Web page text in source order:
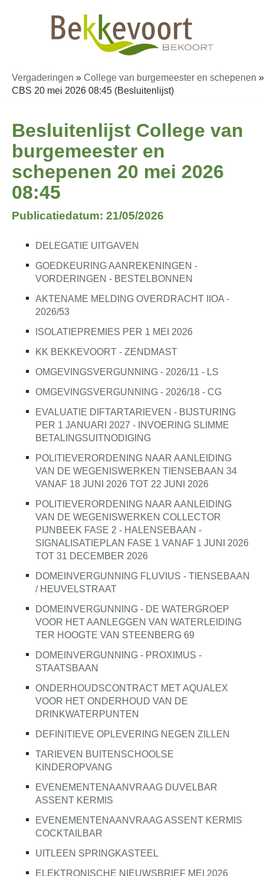
Vergaderingen » College van burgemeester en schepenen »
CBS 20 mei 2026 08:45 (Besluitenlijst)
Besluitenlijst College van
burgemeester en
schepenen 20 mei 2026
08:45
Publicatiedatum: 21/05/2026
DELEGATIE UITGAVEN
GOEDKEURING AANREKENINGEN -
VORDERINGEN - BESTELBONNEN
AKTENAME MELDING OVERDRACHT IIOA -
2026/53
ISOLATIEPREMIES PER 1 MEI 2026
KK BEKKEVOORT - ZENDMAST
OMGEVINGSVERGUNNING - 2026/11 - LS
OMGEVINGSVERGUNNING - 2026/18 - CG
EVALUATIE DIFTARTARIEVEN - BIJSTURING
PER 1 JANUARI 2027 - INVOERING SLIMME
BETALINGSUITNODIGING
POLITIEVERORDENING NAAR AANLEIDING
VAN DE WEGENISWERKEN TIENSEBAAN 34
VANAF 18 JUNI 2026 TOT 22 JUNI 2026
POLITIEVERORDENING NAAR AANLEIDING
VAN DE WEGENISWERKEN COLLECTOR
PIJNBEEK FASE 2 - HALENSEBAAN -
SIGNALISATIEPLAN FASE 1 VANAF 1 JUNI 2026
TOT 31 DECEMBER 2026
DOMEINVERGUNNING FLUVIUS - TIENSEBAAN
/ HEUVELSTRAAT
DOMEINVERGUNNING - DE WATERGROEP
VOOR HET AANLEGGEN VAN WATERLEIDING
TER HOOGTE VAN STEENBERG 69
DOMEINVERGUNNING - PROXIMUS -
STAATSBAAN
ONDERHOUDSCONTRACT MET AQUALEX
VOOR HET ONDERHOUD VAN DE
DRINKWATERPUNTEN
DEFINITIEVE OPLEVERING NEGEN ZILLEN
TARIEVEN BUITENSCHOOLSE
KINDEROPVANG
EVENEMENTENAANVRAAG DUVELBAR
ASSENT KERMIS
EVENEMENTENAANVRAAG ASSENT KERMIS
COCKTAILBAR
UITLEEN SPRINGKASTEEL
ELEKTRONISCHE NIEUWSBRIEF MEI 2026